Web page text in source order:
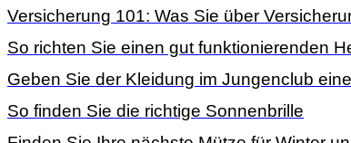
Versicherung 101: Was Sie über
So richten Sie einen gut funktionierenden
Geben Sie der Kleidung im Jungenclub
So finden Sie die richtige Sonnenbrille